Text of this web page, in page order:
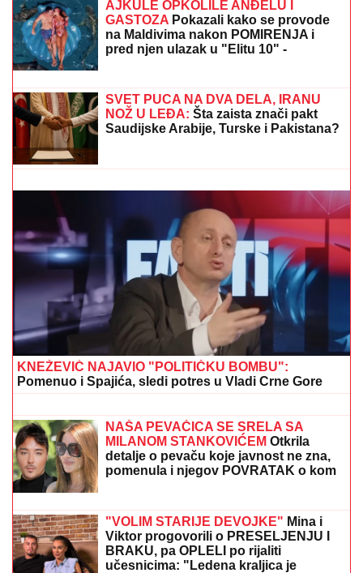
ČOLA PRIČAO SA ĆERKOM DOK JE
UŽIVALA NA MORU Lara došla na
plažu sa torbom od 1.500 eura, a evo
kako je reagovala na poziv oca
RIJALITI ZVEZDA ŽIVI U RASKOŠNOJ VILI U
BEOGRADU
Kuća ima 132 kvadrata, a samo kupatilo
je kao GARSONJERA: "On je jedini naslednik"
SPREMALI NAPAD DRONOVIMA, PA
SE POVUKLI:Iračke paravojne grupe
odložile osvetnički udar
AJKULE OPKOLILE ANĐELU I
na Maldivima nakon POMIRENJA i
pred njen ulazak u "Elitu 10" -
komentari samo pljušte (VIDEO)